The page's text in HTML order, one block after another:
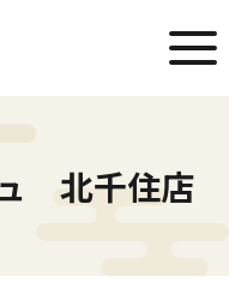
北千住店